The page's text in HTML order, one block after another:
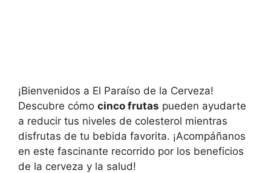
¡Bienvenidos a El Paraíso de la Cerveza!
Descubre cómo cinco frutas pueden ayudarte
a reducir tus niveles de colesterol mientras
disfrutas de tu bebida favorita. ¡Acompáñanos
en este fascinante recorrido por los beneficios
de la cerveza y la salud!